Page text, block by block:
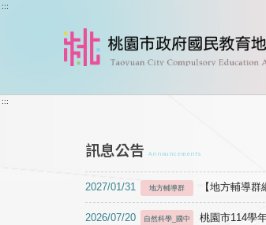
跳到主要內容
:::
:::
訊息公告 Announcements
2027/01/31 地方輔導群 【地方輔導群
2026/07/20 自然科學_國中 桃園市114學